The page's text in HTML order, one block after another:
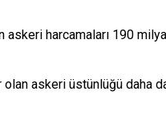
askeri harcamaları 190
olan askeri üstünlüğü daha